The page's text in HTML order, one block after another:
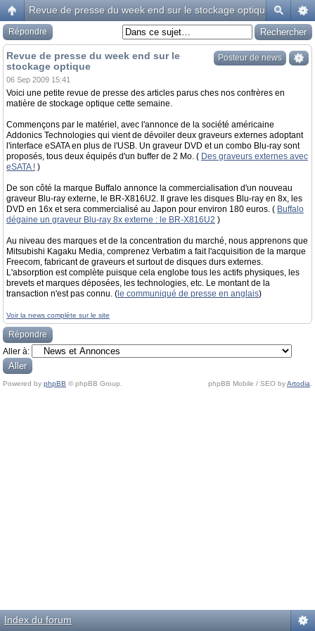
Revue de presse du week end sur le stockage optique
Répondre
Posteur de news
Revue de presse du week end sur le
stockage optique
06 Sep 2009 15:41
Voici une petite revue de presse des articles parus ches nos confrères en
matière de stockage optique cette semaine.
Commençons par le matériel, avec l'annonce de la société américaine
Addonics Technologies qui vient de dévoiler deux graveurs externes adoptant
l'interface eSATA en plus de l'USB. Un graveur DVD et un combo Blu-ray sont
proposés, tous deux équipés d'un buffer de 2 Mo. ( Des graveurs externes avec
eSATA ! )
De son côté la marque Buffalo annonce la commercialisation d'un nouveau
graveur Blu-ray externe, le BR-X816U2. Il grave les disques Blu-ray en 8x, les
DVD en 16x et sera commercialisé au Japon pour environ 180 euros. ( Buffalo
dégaine un graveur Blu-ray 8x externe : le BR-X816U2 )
Au niveau des marques et de la concentration du marché, nous apprenons que
Mitsubishi Kagaku Media, comprenez Verbatim a fait l'acquisition de la marque
Freecom, fabricant de graveurs et surtout de disques durs externes.
L'absorption est complète puisque cela englobe tous les actifs physiques, les
brevets et marques déposées, les technologies, etc. Le montant de la
transaction n'est pas connu. ( le communiqué de presse en anglais)
Voir la news complète sur le site
Répondre
Aller à:
Powered by phpBB © phpBB Group. phpBB Mobile / SEO byArtodia
Index du forum